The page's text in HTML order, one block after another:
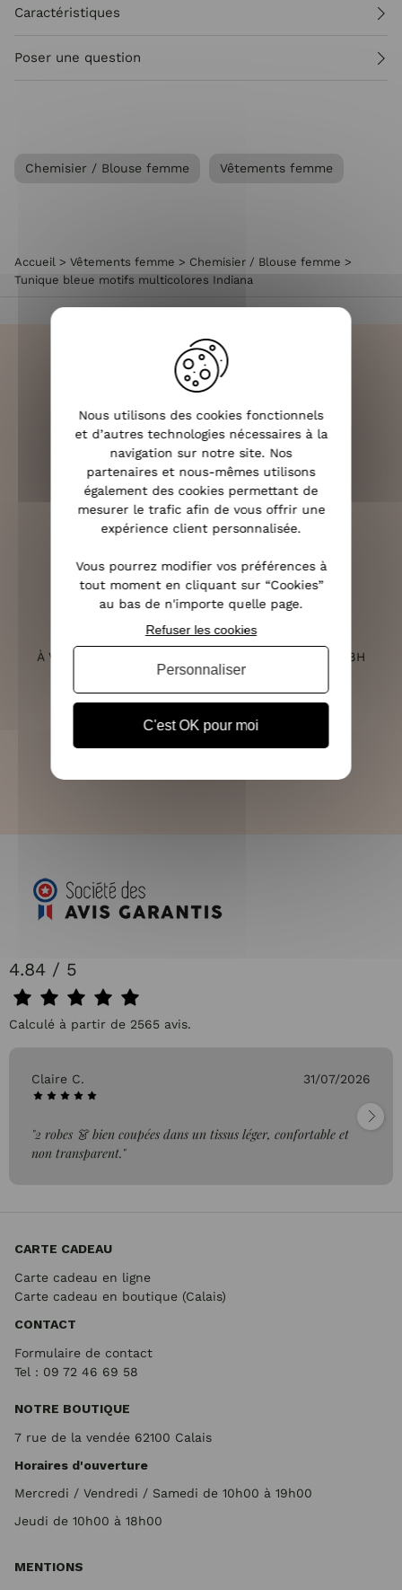
Caractéristiques
Poser une question
Chemisier / Blouse femme Vêtements femme
Accueil > Vêtements femme > Chemisier / Blouse femme >
Tunique bleue motifs multicolores Indiana
LIVRAISON RAPIDE
OFFERTE DÈS 70€
RETOURS SOUS 14 JOURS
SERVICE CLIENT
À VOTRE ÉCOUTE DU LUNDI AU SAMEDI DE 10H À 18H
PAIEMENT 100% SÉCURISÉ
4.84 / 5
Calculé à partir de 2565 avis.
Claire C. 31/07/2026
"2 robes 👗 bien coupées dans un tissus léger, confortable et
non transparent."
CARTE CADEAU
Carte cadeau en ligne
Carte cadeau en boutique (Calais)
CONTACT
Formulaire de contact
Tel : 09 72 46 69 58
NOTRE BOUTIQUE
7 rue de la vendée 62100 Calais
Horaires d'ouverture
Mercredi / Vendredi / Samedi de 10h00 à 19h00
Jeudi de 10h00 à 18h00
MENTIONS
Nous utilisons des cookies fonctionnels
et d’autres technologies nécessaires à la
navigation sur notre site. Nos
partenaires et nous-mêmes utilisons
également des cookies permettant de
mesurer le trafic afin de vous offrir une
expérience client personnalisée.
Vous pourrez modifier vos préférences à
tout moment en cliquant sur “Cookies”
au bas de n'importe quelle page.
C'est OK pour moi
Refuser les cookies
Personnaliser